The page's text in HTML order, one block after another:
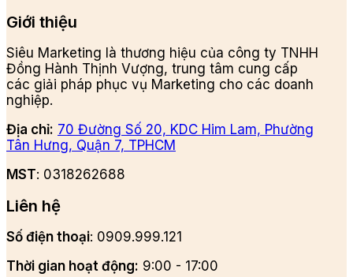
Giới thiệu
Siêu Marketing là thương hiệu của công ty TNHH
Đồng Hành Thịnh Vượng, trung tâm cung cấp
các giải pháp phục vụ Marketing cho các doanh
nghiệp.
Địa chỉ: 70 Đường Số 20, KDC Him Lam, Phường
Tân Hưng, Quận 7, TPHCM
MST: 0318262688
Liên hệ
Số điện thoại: 0909.999.121
Thời gian hoạt động: 9:00 - 17:00